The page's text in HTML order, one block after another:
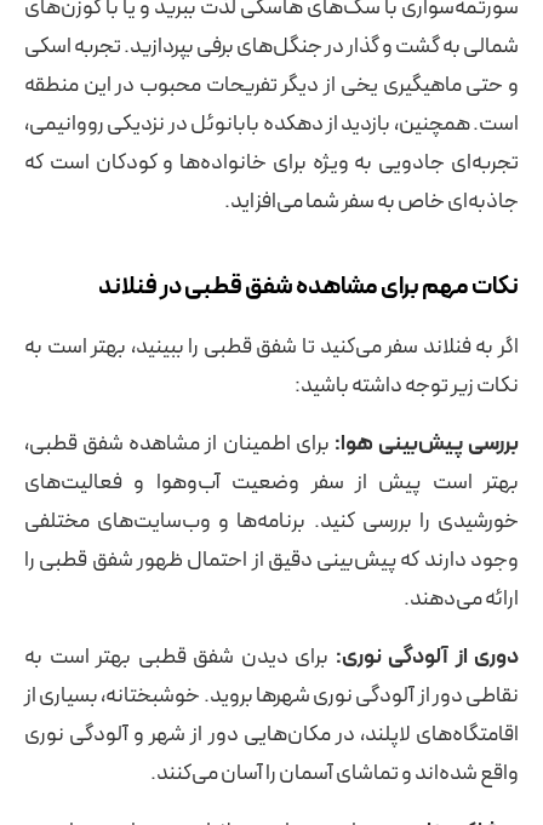
سورتمه‌سواری با سگ‌های هاسکی لذت ببرید و یا با گوزن‌های
شمالی به گشت و گذار در جنگل‌های برفی بپردازید. تجربه اسکی
و حتی ماهیگیری یخی از دیگر تفریحات محبوب در این منطقه
است. همچنین، بازدید از دهکده بابانوئل در نزدیکی رووانیمی،
تجربه‌ای جادویی به ویژه برای خانواده‌ها و کودکان است که
جاذبه‌ای خاص به سفر شما می‌افزاید.
نکات مهم برای مشاهده شفق قطبی در فنلاند
اگر به فنلاند سفر می‌کنید تا شفق قطبی را ببینید، بهتر است به
نکات زیر توجه داشته باشید:
بررسی پیش‌بینی هوا: برای اطمینان از مشاهده شفق قطبی،
بهتر است پیش از سفر وضعیت آب‌وهوا و فعالیت‌های
خورشیدی را بررسی کنید. برنامه‌ها و وب‌سایت‌های مختلفی
وجود دارند که پیش‌بینی دقیق از احتمال ظهور شفق قطبی را
ارائه می‌دهند.
دوری از آلودگی نوری: برای دیدن شفق قطبی بهتر است به
نقاطی دور از آلودگی نوری شهرها بروید. خوشبختانه، بسیاری از
اقامتگاه‌های لاپلند، در مکان‌هایی دور از شهر و آلودگی نوری
واقع شده‌اند و تماشای آسمان را آسان می‌کنند.